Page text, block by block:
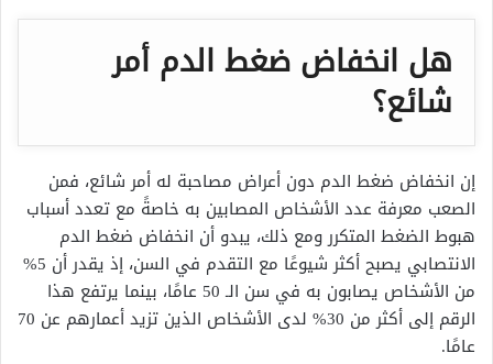
هل انخفاض ضغط الدم أمر
شائع؟
إن انخفاض ضغط الدم دون أعراض مصاحبة له أمر شائع، فمن
الصعب معرفة عدد الأشخاص المصابين به خاصةً مع تعدد أسباب
هبوط الضغط المتكرر ومع ذلك، يبدو أن انخفاض ضغط الدم
الانتصابي يصبح أكثر شيوعًا مع التقدم في السن، إذ يقدر أن 5%
من الأشخاص يصابون به في سن الـ 50 عامًا، بينما يرتفع هذا
الرقم إلى أكثر من 30% لدى الأشخاص الذين تزيد أعمارهم عن 70
عامًا.